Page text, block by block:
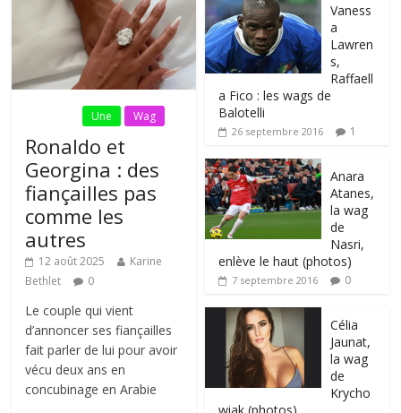
Une Wag
Ronaldo et
Georgina : des
fiançailles pas
comme les
autres
12 août 2025
Karine
Bethlet
0
Le couple qui vient
d’annoncer ses fiançailles
fait parler de lui pour avoir
vécu deux ans en
concubinage en Arabie
Vaness
a
Lawren
s,
Raffaell
a Fico : les wags de
Balotelli
26 septembre 2016 1
Anara
Atanes,
la wag
de
Nasri,
enlève le haut (photos)
7 septembre 2016 0
Célia
Jaunat,
la wag
de
Krycho